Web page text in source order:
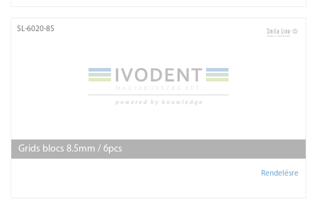
SL-6020-85
Grids blocs 8.5mm / 6pcs
Rendelésre